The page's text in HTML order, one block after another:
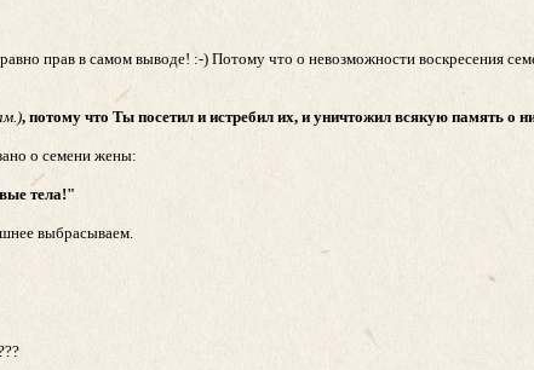
прав в самом выводе! :-) Потому что о невозможности воскресения
, потому что Ты посетил и истребил их, и уничтожил всякую память о
о семени жены:
тела!"
выбрасываем.